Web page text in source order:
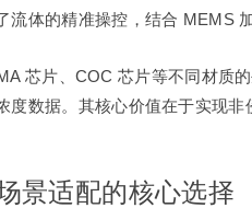
体的精准操控，结合 MEMS
芯片、COC 芯片等不同材质
数据。其核心价值在于实现
景适配的核心选择